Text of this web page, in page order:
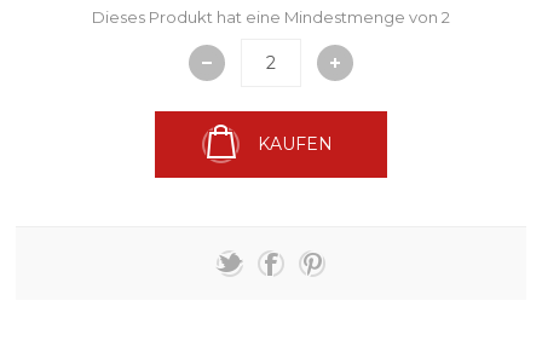
Dieses Produkt hat eine Mindestmenge von 2
KAUFEN